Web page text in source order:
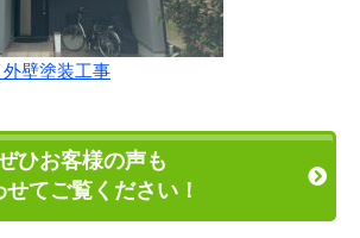
壁塗装工事
ひお客様の声も
せてご覧ください！